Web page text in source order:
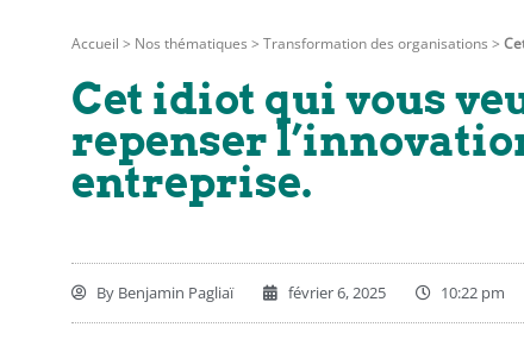
Accueil > Nos thématiques > Transformation des organisations >
Cet idiot qui vous
repenser
entreprise.
By Benjamin Pagliaï février 6, 2025 10:22 pm